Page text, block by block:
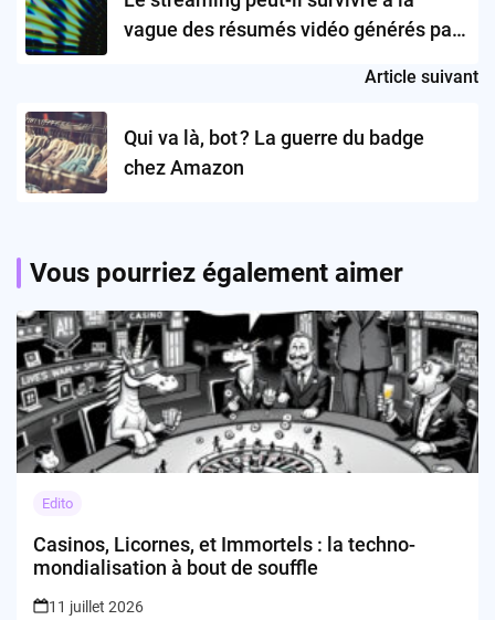
vague des résumés vidéo générés par
Article suivant
Qui va là, bot ? La guerre du badge
chez Amazon
Vous pourriez également aimer
Edito
Casinos, Licornes, et Immortels : la techno-
mondialisation à bout de souffle
11 juillet 2026